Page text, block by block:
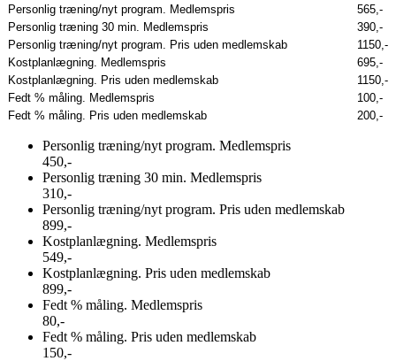
Personlig træning/nyt program. Medlemspris
565,-
Personlig træning 30 min. Medlemspris
390,-
Personlig træning/nyt program. Pris uden medlemskab
1150,-
Kostplanlægning. Medlemspris
695,-
Kostplanlægning. Pris uden medlemskab
1150,-
Fedt % måling. Medlemspris
100,-
Fedt % måling. Pris uden medlemskab
200,-
Personlig træning/nyt program. Medlemspris
450,-
Personlig træning 30 min. Medlemspris
310,-
Personlig træning/nyt program. Pris uden medlemskab
899,-
Kostplanlægning. Medlemspris
549,-
Kostplanlægning. Pris uden medlemskab
899,-
Fedt % måling. Medlemspris
80,-
Fedt % måling. Pris uden medlemskab
150,-